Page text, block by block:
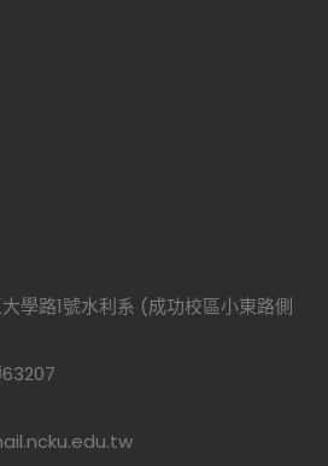
學路1號水利系 (成功校區小東路側